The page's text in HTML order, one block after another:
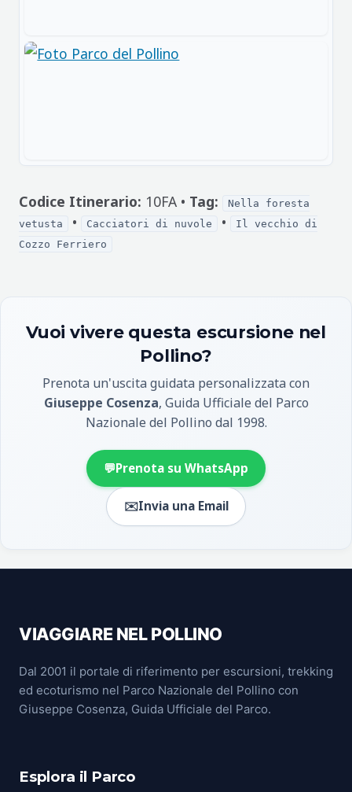
Codice Itinerario: 10FA • Tag:
Nella foresta
vetusta
• Cacciatori di nuvole •
Il vecchio di
Cozzo Ferriero
Vuoi vivere questa escursione nel
Pollino?
Prenota un'uscita guidata personalizzata con
Giuseppe Cosenza, Guida Ufficiale del Parco
Nazionale del Pollino dal 1998.
💬Prenota su WhatsApp
✉️Invia una Email
VIAGGIARE NEL POLLINO
Dal 2001 il portale di riferimento per escursioni, trekking
ed ecoturismo nel Parco Nazionale del Pollino con
Giuseppe Cosenza, Guida Ufficiale del Parco.
Esplora il Parco